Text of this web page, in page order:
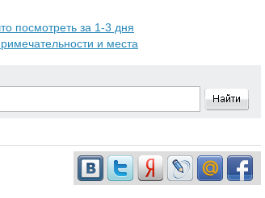
посмотреть за 1-3 дня
и места